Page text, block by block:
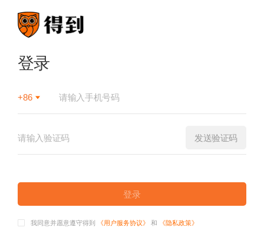
登录
+86
发送验证码
登录
我同意并愿意遵守得到 《用户服务协议》 和 《隐私政策》